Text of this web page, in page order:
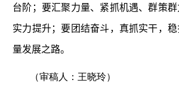
台阶；要汇聚力量、紧抓机遇、群策
实力提升；要团结奋斗，真抓实干，
量发展之路。
（审稿人：王晓玲）